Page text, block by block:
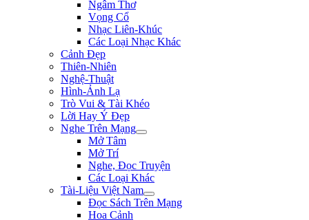
Ngâm Thơ
Vọng Cổ
Nhạc Liên-Khúc
Các Loại Nhạc Khác
Cảnh Đẹp
Thiên-Nhiên
Nghệ-Thuật
Hình-Ảnh Lạ
Trò Vui & Tài Khéo
Lời Hay Ý Đẹp
Nghe Trên Mạng
Mở Tâm
Mở Trí
Nghe, Đọc Truyện
Các Loại Khác
Tài-Liệu Việt Nam
Đọc Sách Trên Mạng
Hoa Cảnh